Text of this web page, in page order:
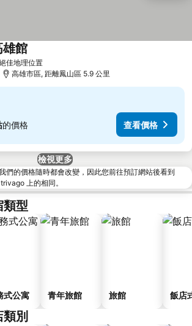
佳地理位置查看價格
館
高雄市區, 距離鳳山區 5.9 公里
的價格 查看價格
檢視更多
們的價格隨時都會改變，因此您前往預訂網站後看到
上的相同。
類型
式公寓 青年旅館 旅館 飯店
別